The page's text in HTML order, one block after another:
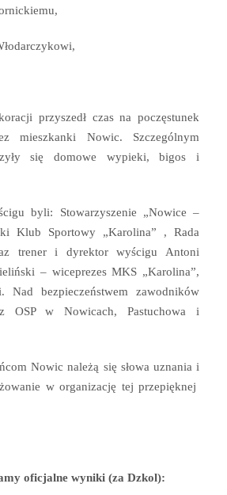
przyszedł czas na poczęstunek
mieszkanki Nowic. Szczególnym
się domowe wypieki, bigos i
byli: Stowarzyszenie „Nowice –
Klub Sportowy „Karolina” , Rada
trener i dyrektor wyścigu Antoni
– wiceprezes MKS „Karolina”,
Nad bezpieczeństwem zawodników
OSP w Nowicach, Pastuchowa i
Nowic należą się słowa uznania i
w organizację tej przepięknej
oficjalne wyniki (za Dzkol):